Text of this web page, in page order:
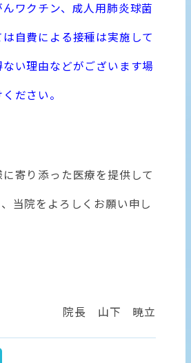
ワクチン、成人用肺炎球菌
自費による接種は実施して
い理由などがございます場
ださい。
寄り添った医療を提供して
当院をよろしくお願い申し
院長 山下 暁立